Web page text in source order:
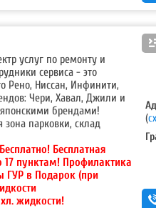
услуг по ремонту и
сервиса - это
Рено, Ниссан, Инфинити,
Чери, Хавал, Джили и
брендами!
парковки, склад
Бесплатная
17 пунктам! Профилактика
ГУР в Подарок (при
жидкости!
(